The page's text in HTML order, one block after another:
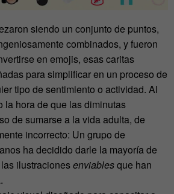
siendo un conjunto de puntos,
combinados, y fueron
en emojis, esas caritas
para simplificar en un proceso de
tipo de sentimiento o actividad. Al
la hora de que las diminutas
de sumarse a la vida adulta, de
incorrecto: Un grupo de
ha decidido darle la mayoría de
las ilustracionesenviablesque han